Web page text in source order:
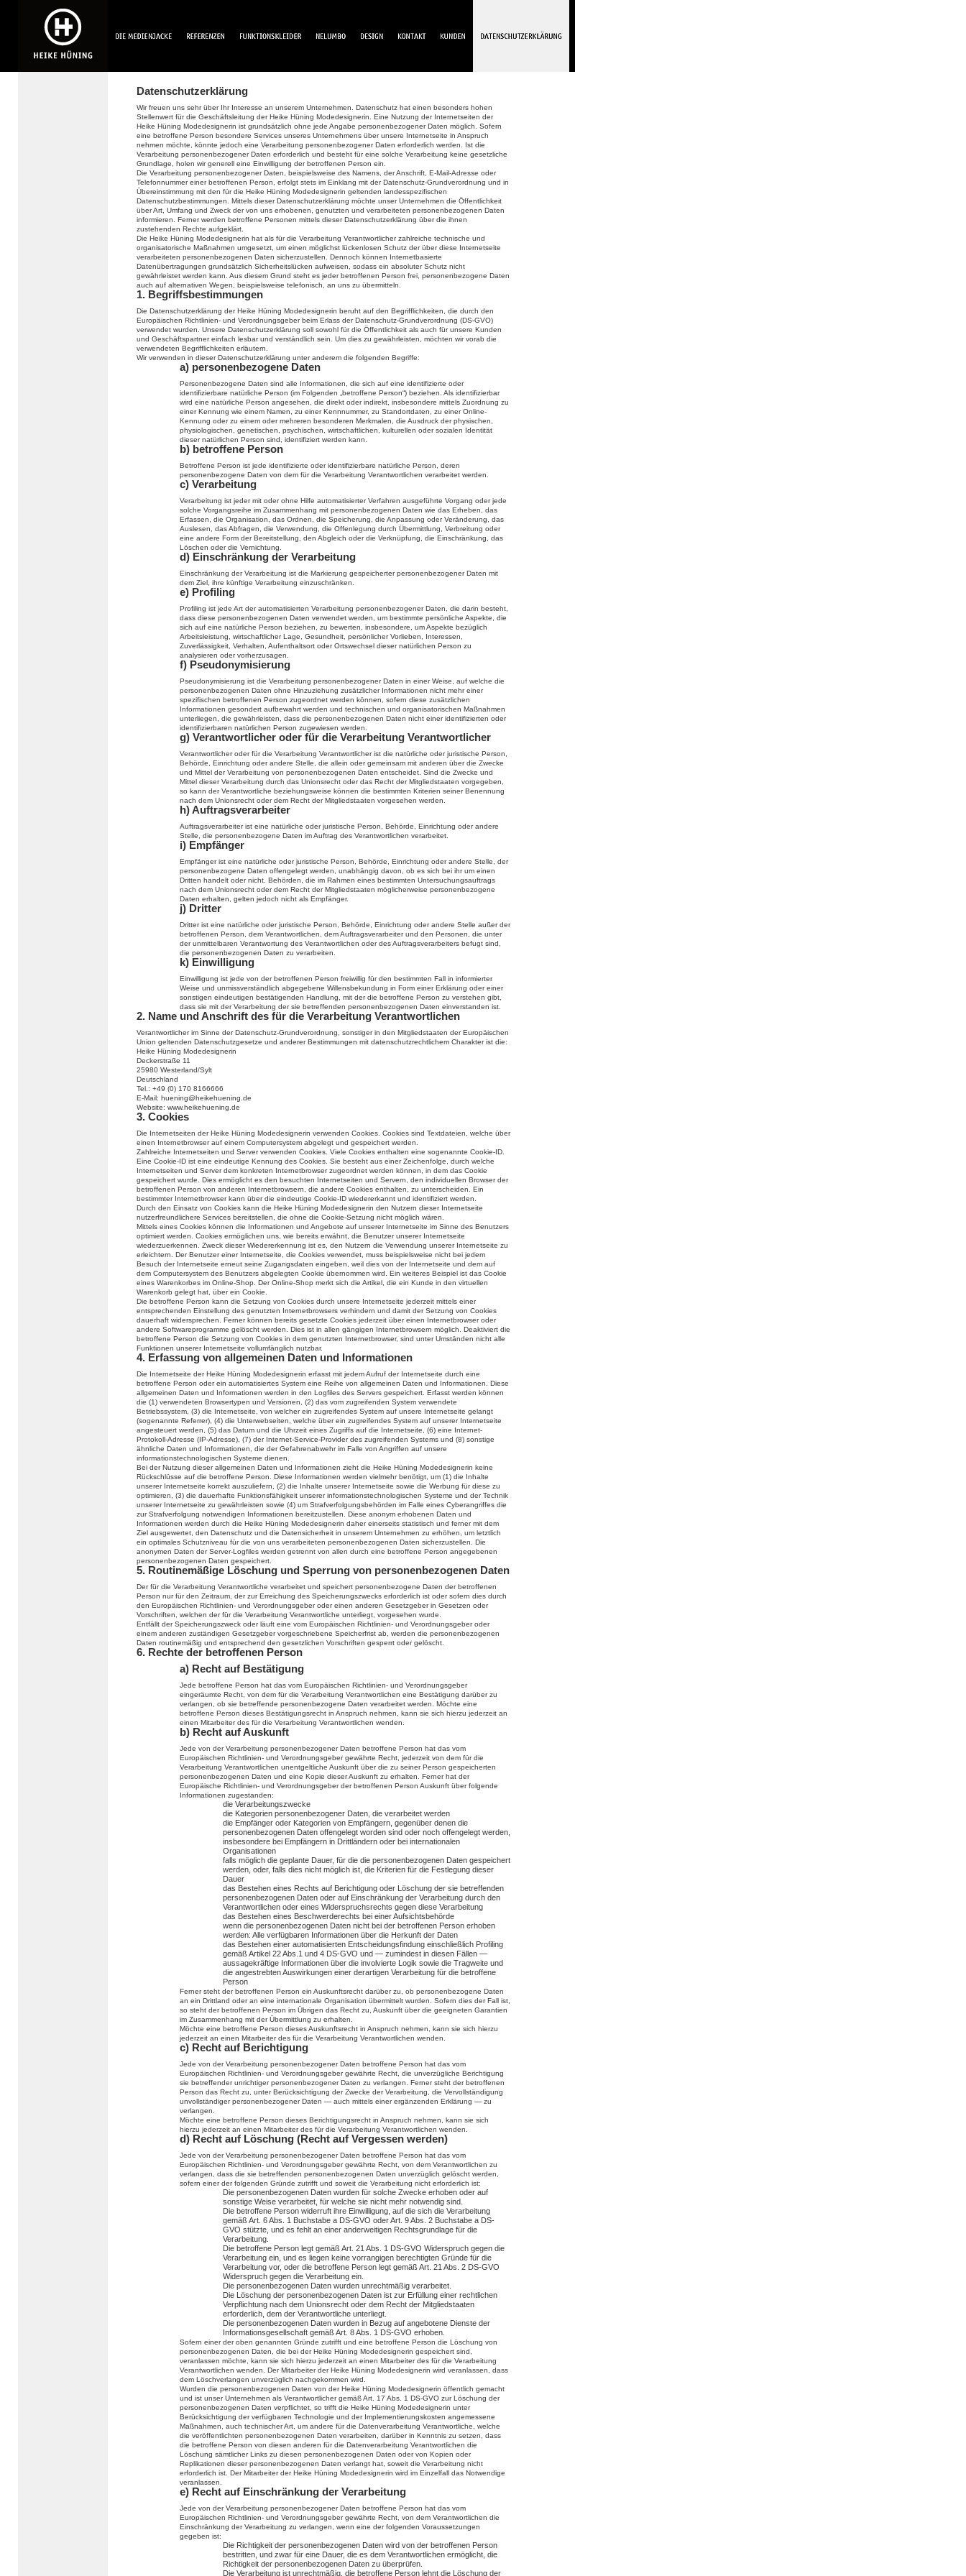
Datenschutzerklärung
Wir freuen uns sehr über Ihr Interesse an unserem Unternehmen. Datenschutz hat einen besonders hohen
Stellenwert für die Geschäftsleitung der Heike Hüning Modedesignerin. Eine Nutzung der Internetseiten der
Heike Hüning Modedesignerin ist grundsätzlich ohne jede Angabe personenbezogener Daten möglich. Sofern
eine betroffene Person besondere Services unseres Unternehmens über unsere Internetseite in Anspruch
nehmen möchte, könnte jedoch eine Verarbeitung personenbezogener Daten erforderlich werden. Ist die
Verarbeitung personenbezogener Daten erforderlich und besteht für eine solche Verarbeitung keine gesetzliche
Grundlage, holen wir generell eine Einwilligung der betroffenen Person ein.
Die Verarbeitung personenbezogener Daten, beispielsweise des Namens, der Anschrift, E-Mail-Adresse oder
Telefonnummer einer betroffenen Person, erfolgt stets im Einklang mit der Datenschutz-Grundverordnung und in
Übereinstimmung mit den für die Heike Hüning Modedesignerin geltenden landesspezifischen
Datenschutzbestimmungen. Mittels dieser Datenschutzerklärung möchte unser Unternehmen die Öffentlichkeit
über Art, Umfang und Zweck der von uns erhobenen, genutzten und verarbeiteten personenbezogenen Daten
informieren. Ferner werden betroffene Personen mittels dieser Datenschutzerklärung über die ihnen
zustehenden Rechte aufgeklärt.
Die Heike Hüning Modedesignerin hat als für die Verarbeitung Verantwortlicher zahlreiche technische und
organisatorische Maßnahmen umgesetzt, um einen möglichst lückenlosen Schutz der über diese Internetseite
verarbeiteten personenbezogenen Daten sicherzustellen. Dennoch können Internetbasierte
Datenübertragungen grundsätzlich Sicherheitslücken aufweisen, sodass ein absoluter Schutz nicht
gewährleistet werden kann. Aus diesem Grund steht es jeder betroffenen Person frei, personenbezogene Daten
auch auf alternativen Wegen, beispielsweise telefonisch, an uns zu übermitteln.
1. Begriffsbestimmungen
Die Datenschutzerklärung der Heike Hüning Modedesignerin beruht auf den Begrifflichkeiten, die durch den
Europäischen Richtlinien- und Verordnungsgeber beim Erlass der Datenschutz-Grundverordnung (DS-GVO)
verwendet wurden. Unsere Datenschutzerklärung soll sowohl für die Öffentlichkeit als auch für unsere Kunden
und Geschäftspartner einfach lesbar und verständlich sein. Um dies zu gewährleisten, möchten wir vorab die
verwendeten Begrifflichkeiten erläutern.
Wir verwenden in dieser Datenschutzerklärung unter anderem die folgenden Begriffe:
a) personenbezogene Daten
Personenbezogene Daten sind alle Informationen, die sich auf eine identifizierte oder
identifizierbare natürliche Person (im Folgenden „betroffene Person“) beziehen. Als identifizierbar
wird eine natürliche Person angesehen, die direkt oder indirekt, insbesondere mittels Zuordnung zu
einer Kennung wie einem Namen, zu einer Kennnummer, zu Standortdaten, zu einer Online-
Kennung oder zu einem oder mehreren besonderen Merkmalen, die Ausdruck der physischen,
physiologischen, genetischen, psychischen, wirtschaftlichen, kulturellen oder sozialen Identität
dieser natürlichen Person sind, identifiziert werden kann.
b) betroffene Person
Betroffene Person ist jede identifizierte oder identifizierbare natürliche Person, deren
personenbezogene Daten von dem für die Verarbeitung Verantwortlichen verarbeitet werden.
c) Verarbeitung
Verarbeitung ist jeder mit oder ohne Hilfe automatisierter Verfahren ausgeführte Vorgang oder jede
solche Vorgangsreihe im Zusammenhang mit personenbezogenen Daten wie das Erheben, das
Erfassen, die Organisation, das Ordnen, die Speicherung, die Anpassung oder Veränderung, das
Auslesen, das Abfragen, die Verwendung, die Offenlegung durch Übermittlung, Verbreitung oder
eine andere Form der Bereitstellung, den Abgleich oder die Verknüpfung, die Einschränkung, das
Löschen oder die Vernichtung.
d) Einschränkung der Verarbeitung
Einschränkung der Verarbeitung ist die Markierung gespeicherter personenbezogener Daten mit
dem Ziel, ihre künftige Verarbeitung einzuschränken.
e) Profiling
Profiling ist jede Art der automatisierten Verarbeitung personenbezogener Daten, die darin besteht,
dass diese personenbezogenen Daten verwendet werden, um bestimmte persönliche Aspekte, die
sich auf eine natürliche Person beziehen, zu bewerten, insbesondere, um Aspekte bezüglich
Arbeitsleistung, wirtschaftlicher Lage, Gesundheit, persönlicher Vorlieben, Interessen,
Zuverlässigkeit, Verhalten, Aufenthaltsort oder Ortswechsel dieser natürlichen Person zu
analysieren oder vorherzusagen.
f) Pseudonymisierung
Pseudonymisierung ist die Verarbeitung personenbezogener Daten in einer Weise, auf welche die
personenbezogenen Daten ohne Hinzuziehung zusätzlicher Informationen nicht mehr einer
spezifischen betroffenen Person zugeordnet werden können, sofern diese zusätzlichen
Informationen gesondert aufbewahrt werden und technischen und organisatorischen Maßnahmen
unterliegen, die gewährleisten, dass die personenbezogenen Daten nicht einer identifizierten oder
identifizierbaren natürlichen Person zugewiesen werden.
g) Verantwortlicher oder für die Verarbeitung Verantwortlicher
Verantwortlicher oder für die Verarbeitung Verantwortlicher ist die natürliche oder juristische Person,
Behörde, Einrichtung oder andere Stelle, die allein oder gemeinsam mit anderen über die Zwecke
und Mittel der Verarbeitung von personenbezogenen Daten entscheidet. Sind die Zwecke und
Mittel dieser Verarbeitung durch das Unionsrecht oder das Recht der Mitgliedstaaten vorgegeben,
so kann der Verantwortliche beziehungsweise können die bestimmten Kriterien seiner Benennung
nach dem Unionsrecht oder dem Recht der Mitgliedstaaten vorgesehen werden.
h) Auftragsverarbeiter
Auftragsverarbeiter ist eine natürliche oder juristische Person, Behörde, Einrichtung oder andere
Stelle, die personenbezogene Daten im Auftrag des Verantwortlichen verarbeitet.
i) Empfänger
Empfänger ist eine natürliche oder juristische Person, Behörde, Einrichtung oder andere Stelle, der
personenbezogene Daten offengelegt werden, unabhängig davon, ob es sich bei ihr um einen
Dritten handelt oder nicht. Behörden, die im Rahmen eines bestimmten Untersuchungsauftrags
nach dem Unionsrecht oder dem Recht der Mitgliedstaaten möglicherweise personenbezogene
Daten erhalten, gelten jedoch nicht als Empfänger.
j) Dritter
Dritter ist eine natürliche oder juristische Person, Behörde, Einrichtung oder andere Stelle außer der
betroffenen Person, dem Verantwortlichen, dem Auftragsverarbeiter und den Personen, die unter
der unmittelbaren Verantwortung des Verantwortlichen oder des Auftragsverarbeiters befugt sind,
die personenbezogenen Daten zu verarbeiten.
k) Einwilligung
Einwilligung ist jede von der betroffenen Person freiwillig für den bestimmten Fall in informierter
Weise und unmissverständlich abgegebene Willensbekundung in Form einer Erklärung oder einer
sonstigen eindeutigen bestätigenden Handlung, mit der die betroffene Person zu verstehen gibt,
dass sie mit der Verarbeitung der sie betreffenden personenbezogenen Daten einverstanden ist.
2. Name und Anschrift des für die Verarbeitung Verantwortlichen
Verantwortlicher im Sinne der Datenschutz-Grundverordnung, sonstiger in den Mitgliedstaaten der Europäischen
Union geltenden Datenschutzgesetze und anderer Bestimmungen mit datenschutzrechtlichem Charakter ist die:
Heike Hüning Modedesignerin
Deckerstraße 11
25980 Westerland/Sylt
Deutschland
Tel.: +49 (0) 170 8166666
E-Mail: huening@heikehuening.de
Website: www.heikehuening.de
3. Cookies
Die Internetseiten der Heike Hüning Modedesignerin verwenden Cookies. Cookies sind Textdateien, welche über
einen Internetbrowser auf einem Computersystem abgelegt und gespeichert werden.
Zahlreiche Internetseiten und Server verwenden Cookies. Viele Cookies enthalten eine sogenannte Cookie-ID.
Eine Cookie-ID ist eine eindeutige Kennung des Cookies. Sie besteht aus einer Zeichenfolge, durch welche
Internetseiten und Server dem konkreten Internetbrowser zugeordnet werden können, in dem das Cookie
gespeichert wurde. Dies ermöglicht es den besuchten Internetseiten und Servern, den individuellen Browser der
betroffenen Person von anderen Internetbrowsern, die andere Cookies enthalten, zu unterscheiden. Ein
bestimmter Internetbrowser kann über die eindeutige Cookie-ID wiedererkannt und identifiziert werden.
Durch den Einsatz von Cookies kann die Heike Hüning Modedesignerin den Nutzern dieser Internetseite
nutzerfreundlichere Services bereitstellen, die ohne die Cookie-Setzung nicht möglich wären.
Mittels eines Cookies können die Informationen und Angebote auf unserer Internetseite im Sinne des Benutzers
optimiert werden. Cookies ermöglichen uns, wie bereits erwähnt, die Benutzer unserer Internetseite
wiederzuerkennen. Zweck dieser Wiedererkennung ist es, den Nutzern die Verwendung unserer Internetseite zu
erleichtern. Der Benutzer einer Internetseite, die Cookies verwendet, muss beispielsweise nicht bei jedem
Besuch der Internetseite erneut seine Zugangsdaten eingeben, weil dies von der Internetseite und dem auf
dem Computersystem des Benutzers abgelegten Cookie übernommen wird. Ein weiteres Beispiel ist das Cookie
eines Warenkorbes im Online-Shop. Der Online-Shop merkt sich die Artikel, die ein Kunde in den virtuellen
Warenkorb gelegt hat, über ein Cookie.
Die betroffene Person kann die Setzung von Cookies durch unsere Internetseite jederzeit mittels einer
entsprechenden Einstellung des genutzten Internetbrowsers verhindern und damit der Setzung von Cookies
dauerhaft widersprechen. Ferner können bereits gesetzte Cookies jederzeit über einen Internetbrowser oder
andere Softwareprogramme gelöscht werden. Dies ist in allen gängigen Internetbrowsern möglich. Deaktiviert die
betroffene Person die Setzung von Cookies in dem genutzten Internetbrowser, sind unter Umständen nicht alle
Funktionen unserer Internetseite vollumfänglich nutzbar.
4. Erfassung von allgemeinen Daten und Informationen
Die Internetseite der Heike Hüning Modedesignerin erfasst mit jedem Aufruf der Internetseite durch eine
betroffene Person oder ein automatisiertes System eine Reihe von allgemeinen Daten und Informationen. Diese
allgemeinen Daten und Informationen werden in den Logfiles des Servers gespeichert. Erfasst werden können
die (1) verwendeten Browsertypen und Versionen, (2) das vom zugreifenden System verwendete
Betriebssystem, (3) die Internetseite, von welcher ein zugreifendes System auf unsere Internetseite gelangt
(sogenannte Referrer), (4) die Unterwebseiten, welche über ein zugreifendes System auf unserer Internetseite
angesteuert werden, (5) das Datum und die Uhrzeit eines Zugriffs auf die Internetseite, (6) eine Internet-
Protokoll-Adresse (IP-Adresse), (7) der Internet-Service-Provider des zugreifenden Systems und (8) sonstige
ähnliche Daten und Informationen, die der Gefahrenabwehr im Falle von Angriffen auf unsere
informationstechnologischen Systeme dienen.
Bei der Nutzung dieser allgemeinen Daten und Informationen zieht die Heike Hüning Modedesignerin keine
Rückschlüsse auf die betroffene Person. Diese Informationen werden vielmehr benötigt, um (1) die Inhalte
unserer Internetseite korrekt auszuliefern, (2) die Inhalte unserer Internetseite sowie die Werbung für diese zu
optimieren, (3) die dauerhafte Funktionsfähigkeit unserer informationstechnologischen Systeme und der Technik
unserer Internetseite zu gewährleisten sowie (4) um Strafverfolgungsbehörden im Falle eines Cyberangriffes die
zur Strafverfolgung notwendigen Informationen bereitzustellen. Diese anonym erhobenen Daten und
Informationen werden durch die Heike Hüning Modedesignerin daher einerseits statistisch und ferner mit dem
Ziel ausgewertet, den Datenschutz und die Datensicherheit in unserem Unternehmen zu erhöhen, um letztlich
ein optimales Schutzniveau für die von uns verarbeiteten personenbezogenen Daten sicherzustellen. Die
anonymen Daten der Server-Logfiles werden getrennt von allen durch eine betroffene Person angegebenen
personenbezogenen Daten gespeichert.
5. Routinemäßige Löschung und Sperrung von personenbezogenen Daten
Der für die Verarbeitung Verantwortliche verarbeitet und speichert personenbezogene Daten der betroffenen
Person nur für den Zeitraum, der zur Erreichung des Speicherungszwecks erforderlich ist oder sofern dies durch
den Europäischen Richtlinien- und Verordnungsgeber oder einen anderen Gesetzgeber in Gesetzen oder
Vorschriften, welchen der für die Verarbeitung Verantwortliche unterliegt, vorgesehen wurde.
Entfällt der Speicherungszweck oder läuft eine vom Europäischen Richtlinien- und Verordnungsgeber oder
einem anderen zuständigen Gesetzgeber vorgeschriebene Speicherfrist ab, werden die personenbezogenen
Daten routinemäßig und entsprechend den gesetzlichen Vorschriften gesperrt oder gelöscht.
6. Rechte der betroffenen Person
a) Recht auf Bestätigung
Jede betroffene Person hat das vom Europäischen Richtlinien- und Verordnungsgeber
eingeräumte Recht, von dem für die Verarbeitung Verantwortlichen eine Bestätigung darüber zu
verlangen, ob sie betreffende personenbezogene Daten verarbeitet werden. Möchte eine
betroffene Person dieses Bestätigungsrecht in Anspruch nehmen, kann sie sich hierzu jederzeit an
einen Mitarbeiter des für die Verarbeitung Verantwortlichen wenden.
b) Recht auf Auskunft
Jede von der Verarbeitung personenbezogener Daten betroffene Person hat das vom
Europäischen Richtlinien- und Verordnungsgeber gewährte Recht, jederzeit von dem für die
Verarbeitung Verantwortlichen unentgeltliche Auskunft über die zu seiner Person gespeicherten
personenbezogenen Daten und eine Kopie dieser Auskunft zu erhalten. Ferner hat der
Europäische Richtlinien- und Verordnungsgeber der betroffenen Person Auskunft über folgende
Informationen zugestanden:
die Verarbeitungszwecke
die Kategorien personenbezogener Daten, die verarbeitet werden
die Empfänger oder Kategorien von Empfängern, gegenüber denen die
personenbezogenen Daten offengelegt worden sind oder noch offengelegt werden,
insbesondere bei Empfängern in Drittländern oder bei internationalen
Organisationen
falls möglich die geplante Dauer, für die die personenbezogenen Daten gespeichert
werden, oder, falls dies nicht möglich ist, die Kriterien für die Festlegung dieser
Dauer
das Bestehen eines Rechts auf Berichtigung oder Löschung der sie betreffenden
personenbezogenen Daten oder auf Einschränkung der Verarbeitung durch den
Verantwortlichen oder eines Widerspruchsrechts gegen diese Verarbeitung
das Bestehen eines Beschwerderechts bei einer Aufsichtsbehörde
wenn die personenbezogenen Daten nicht bei der betroffenen Person erhoben
werden: Alle verfügbaren Informationen über die Herkunft der Daten
das Bestehen einer automatisierten Entscheidungsfindung einschließlich Profiling
gemäß Artikel 22 Abs.1 und 4 DS-GVO und — zumindest in diesen Fällen —
aussagekräftige Informationen über die involvierte Logik sowie die Tragweite und
die angestrebten Auswirkungen einer derartigen Verarbeitung für die betroffene
Person
Ferner steht der betroffenen Person ein Auskunftsrecht darüber zu, ob personenbezogene Daten
an ein Drittland oder an eine internationale Organisation übermittelt wurden. Sofern dies der Fall ist,
so steht der betroffenen Person im Übrigen das Recht zu, Auskunft über die geeigneten Garantien
im Zusammenhang mit der Übermittlung zu erhalten.
Möchte eine betroffene Person dieses Auskunftsrecht in Anspruch nehmen, kann sie sich hierzu
jederzeit an einen Mitarbeiter des für die Verarbeitung Verantwortlichen wenden.
c) Recht auf Berichtigung
Jede von der Verarbeitung personenbezogener Daten betroffene Person hat das vom
Europäischen Richtlinien- und Verordnungsgeber gewährte Recht, die unverzügliche Berichtigung
sie betreffender unrichtiger personenbezogener Daten zu verlangen. Ferner steht der betroffenen
Person das Recht zu, unter Berücksichtigung der Zwecke der Verarbeitung, die Vervollständigung
unvollständiger personenbezogener Daten — auch mittels einer ergänzenden Erklärung — zu
verlangen.
Möchte eine betroffene Person dieses Berichtigungsrecht in Anspruch nehmen, kann sie sich
hierzu jederzeit an einen Mitarbeiter des für die Verarbeitung Verantwortlichen wenden.
d) Recht auf Löschung (Recht auf Vergessen werden)
Jede von der Verarbeitung personenbezogener Daten betroffene Person hat das vom
Europäischen Richtlinien- und Verordnungsgeber gewährte Recht, von dem Verantwortlichen zu
verlangen, dass die sie betreffenden personenbezogenen Daten unverzüglich gelöscht werden,
sofern einer der folgenden Gründe zutrifft und soweit die Verarbeitung nicht erforderlich ist:
Die personenbezogenen Daten wurden für solche Zwecke erhoben oder auf
sonstige Weise verarbeitet, für welche sie nicht mehr notwendig sind.
Die betroffene Person widerruft ihre Einwilligung, auf die sich die Verarbeitung
gemäß Art. 6 Abs. 1 Buchstabe a DS-GVO oder Art. 9 Abs. 2 Buchstabe a DS-
GVO stützte, und es fehlt an einer anderweitigen Rechtsgrundlage für die
Verarbeitung.
Die betroffene Person legt gemäß Art. 21 Abs. 1 DS-GVO Widerspruch gegen die
Verarbeitung ein, und es liegen keine vorrangigen berechtigten Gründe für die
Verarbeitung vor, oder die betroffene Person legt gemäß Art. 21 Abs. 2 DS-GVO
Widerspruch gegen die Verarbeitung ein.
Die personenbezogenen Daten wurden unrechtmäßig verarbeitet.
Die Löschung der personenbezogenen Daten ist zur Erfüllung einer rechtlichen
Verpflichtung nach dem Unionsrecht oder dem Recht der Mitgliedstaaten
erforderlich, dem der Verantwortliche unterliegt.
Die personenbezogenen Daten wurden in Bezug auf angebotene Dienste der
Informationsgesellschaft gemäß Art. 8 Abs. 1 DS-GVO erhoben.
Sofern einer der oben genannten Gründe zutrifft und eine betroffene Person die Löschung von
personenbezogenen Daten, die bei der Heike Hüning Modedesignerin gespeichert sind,
veranlassen möchte, kann sie sich hierzu jederzeit an einen Mitarbeiter des für die Verarbeitung
Verantwortlichen wenden. Der Mitarbeiter der Heike Hüning Modedesignerin wird veranlassen, dass
dem Löschverlangen unverzüglich nachgekommen wird.
Wurden die personenbezogenen Daten von der Heike Hüning Modedesignerin öffentlich gemacht
und ist unser Unternehmen als Verantwortlicher gemäß Art. 17 Abs. 1 DS-GVO zur Löschung der
personenbezogenen Daten verpflichtet, so trifft die Heike Hüning Modedesignerin unter
Berücksichtigung der verfügbaren Technologie und der Implementierungskosten angemessene
Maßnahmen, auch technischer Art, um andere für die Datenverarbeitung Verantwortliche, welche
die veröffentlichten personenbezogenen Daten verarbeiten, darüber in Kenntnis zu setzen, dass
die betroffene Person von diesen anderen für die Datenverarbeitung Verantwortlichen die
Löschung sämtlicher Links zu diesen personenbezogenen Daten oder von Kopien oder
Replikationen dieser personenbezogenen Daten verlangt hat, soweit die Verarbeitung nicht
erforderlich ist. Der Mitarbeiter der Heike Hüning Modedesignerin wird im Einzelfall das Notwendige
veranlassen.
e) Recht auf Einschränkung der Verarbeitung
Jede von der Verarbeitung personenbezogener Daten betroffene Person hat das vom
Europäischen Richtlinien- und Verordnungsgeber gewährte Recht, von dem Verantwortlichen die
Einschränkung der Verarbeitung zu verlangen, wenn eine der folgenden Voraussetzungen
gegeben ist:
Die Richtigkeit der personenbezogenen Daten wird von der betroffenen Person
bestritten, und zwar für eine Dauer, die es dem Verantwortlichen ermöglicht, die
Richtigkeit der personenbezogenen Daten zu überprüfen.
Die Verarbeitung ist unrechtmäßig, die betroffene Person lehnt die Löschung der